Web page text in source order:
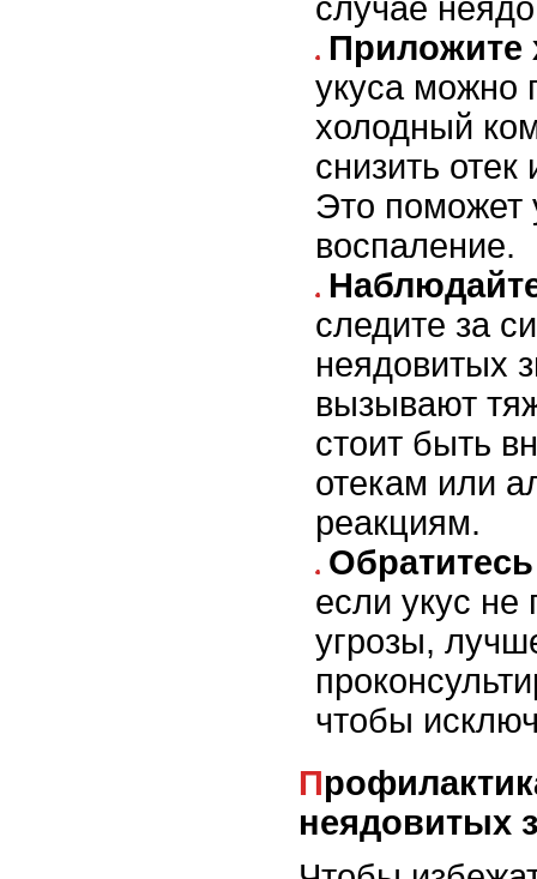
случае
Приложите
укуса можно
холодный
снизить
Это поможет
воспаление.
следите за
неядовитых
вызывают
стоит быть
отекам или
реакциям.
если укус не
угрозы,
чтобы
Профилактика укусов
неядовитых